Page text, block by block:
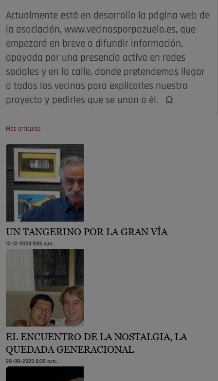
Actualmente está en desarrollo la página web de
la asociación, www.vecinosporpozuelo.es, que
empezará en breve a difundir información,
apoyada por una presencia activa en redes
sociales y en la calle, donde pretendemos llegar
a todos los vecinos para explicarles nuestro
proyecto y pedirles que se unan a él. Ω
Más artículos
UN TANGERINO POR LA GRAN VÍA
12-12-2024 9:55 a.m.
EL ENCUENTRO DE LA NOSTALGIA, LA
QUEDADA GENERACIONAL
28-08-2023 8:35 a.m.